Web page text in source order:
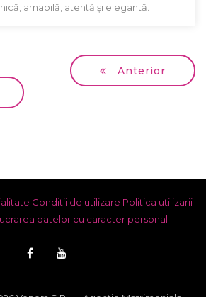
amabilă, atentă și elegantă.
Anterior
Conditii de utilizare Politica utilizarii
datelor cu caracter personal